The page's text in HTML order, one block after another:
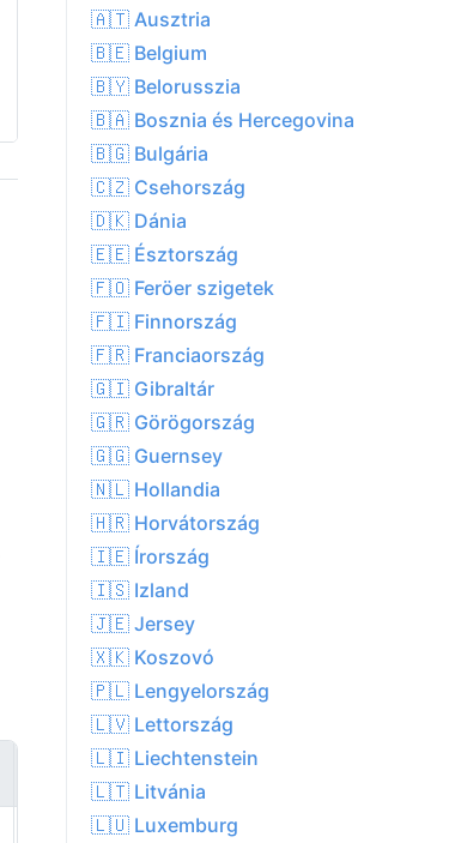
K 11. aug.
🇦🇹 Ausztria
🇧🇪 Belgium
🇧🇾 Belorusszia
🇧🇦 Bosznia és Hercegovina
🇧🇬 Bulgária
🇨🇿 Csehország
🇩🇰 Dánia
🇪🇪 Észtország
🇫🇴 Feröer szigetek
🇫🇮 Finnország
🇫🇷 Franciaország
🇬🇮 Gibraltár
🇬🇷 Görögország
🇬🇬 Guernsey
🇳🇱 Hollandia
🇭🇷 Horvátország
🇮🇪 Írország
🇮🇸 Izland
🇯🇪 Jersey
🇽🇰 Koszovó
🇵🇱 Lengyelország
🇱🇻 Lettország
🇱🇮 Liechtenstein
🇱🇹 Litvánia
🇱🇺 Luxemburg